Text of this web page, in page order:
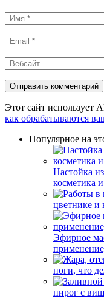
Имя
*
Email
*
Вебсайт
Этот сайт использует
как обрабатываются
Популярное на
Настойка
косметика
цветнике и
Эфирное
ноги, что
пирог с